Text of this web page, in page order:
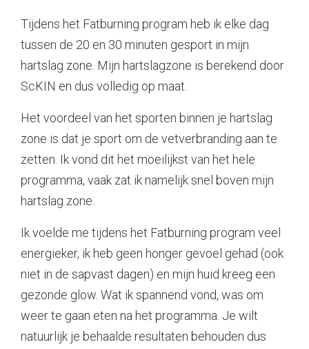
Tijdens het Fatburning program heb ik elke dag
tussen de 20 en 30 minuten gesport in mijn
hartslag zone. Mijn hartslagzone is berekend door
ScKIN en dus volledig op maat.
Het voordeel van het sporten binnen je hartslag
zone is dat je sport om de vetverbranding aan te
zetten. Ik vond dit het moeilijkst van het hele
programma, vaak zat ik namelijk snel boven mijn
hartslag zone.
Ik voelde me tijdens het Fatburning program veel
energieker, ik heb geen honger gevoel gehad (ook
niet in de sapvast dagen) en mijn huid kreeg een
gezonde glow. Wat ik spannend vond, was om
weer te gaan eten na het programma. Je wilt
natuurlijk je behaalde resultaten behouden dus